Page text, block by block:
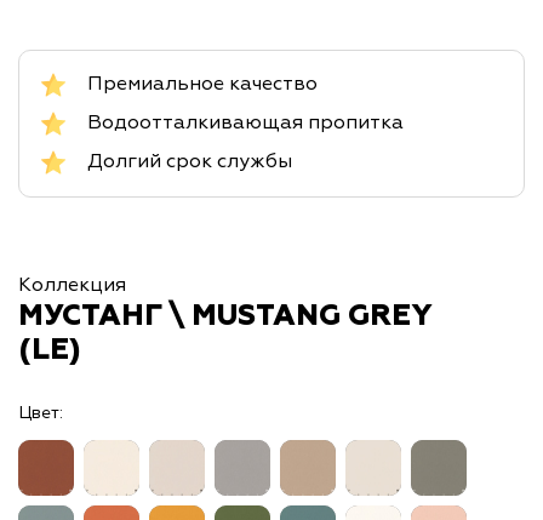
Премиальное качество
Водоотталкивающая пропитка
Долгий срок службы
Коллекция
МУСТАНГ \ MUSTANG GREY
(LE)
Цвет: